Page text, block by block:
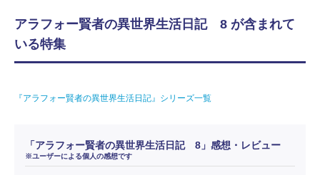
アラフォー賢者の異世界生活日記 8 が含まれて
いる特集
『アラフォー賢者の異世界生活日記』シリーズ一覧
「アラフォー賢者の異世界生活日記 8」感想・レビュー
※ユーザーによる個人の感想です